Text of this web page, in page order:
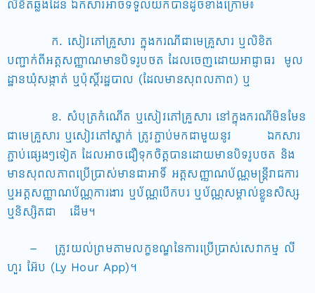
លិខិតឆ្លងដែន ឯកសារអាចទទួលយកបានដូចខាងក្រោម៖
ក. សៀវភៅគ្រួសារ ក្នុងករណីជាមេគ្រួសារ ឬលិខិត
បញ្ជាក់ពីអត្តសញ្ញាណមានបិទរូបថត ដែលចេញដោយអាជ្ញាធរ មូល
ដ្ឋានឃុំសង្កាត់ ឬប៉ុស្តិ៍រដ្ឋបាល (ដែលមានសុពលភាព) ឬ
ខ. សំបុត្រកំណើត ឬសៀវភៅគ្រួសារ នៅក្នុងករណីមិនមែន
ជាមេគ្រួសារ ឬសៀវភៅស្នាក់ ត្រូវភ្ជាប់មកជាមួយនូវ ឯកសារ
ភ្ជាប់ផ្សេងៗទៀត ដែលអាចជឿទុកចិត្តបានដោយមានបិទរូបថត និង
មានសុពលភាពប្រើប្រាស់មានជាអាទិ៍ អត្តសញ្ញាណប័ណ្ណមន្រ្តីរាជការ
ឬអត្តសញ្ញាណប័ណ្ណការងារ ឬប័ណ្ណបើកបរ ឬប័ណ្ណសម្គាល់ខ្លួនសិស្ស
ឬនិស្សិតជា ដើម។
– ត្រូវយល់ព្រមតាមលក្ខខណ្ឌនៃការប្រើប្រាស់សេវាកម្ម លី
ហួរ អ៊ែប (Ly Hour App)។